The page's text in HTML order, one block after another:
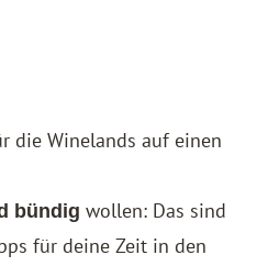
die Winelands auf einen
bündig wollen: Das sind
für deine Zeit in den